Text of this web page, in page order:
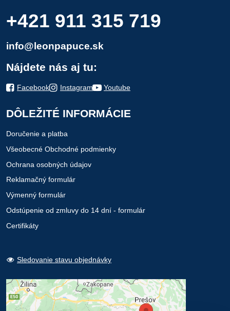
+421 911 315 719
info@leonpapuce.sk
Nájdete nás aj tu:
Facebook Instagram Youtube
DÔLEŽITÉ INFORMÁCIE
Doručenie a platba
Všeobecné Obchodné podmienky
Ochrana osobných údajov
Reklamačný formulár
Výmenný formulár
Odstúpenie od zmluvy do 14 dní - formulár
Certifikáty
Sledovanie stavu objednávky